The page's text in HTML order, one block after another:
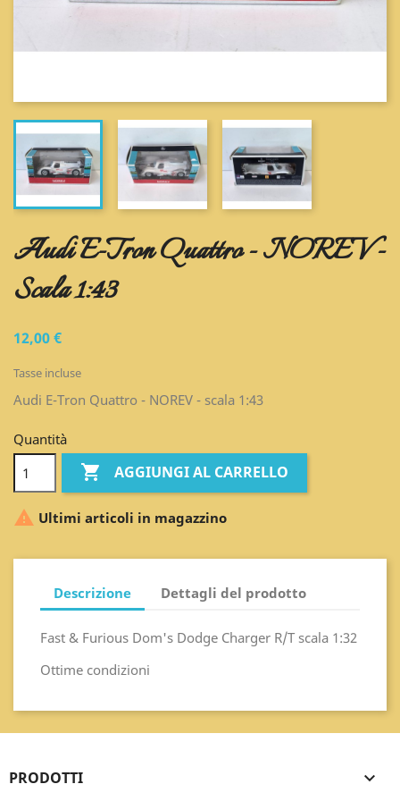
Audi E-Tron Quattro - NOREV -
Scala 1:43
12,00 €
Tasse incluse
Audi E-Tron Quattro - NOREV - scala 1:43
Quantità
 AGGIUNGI AL CARRELLO
 Ultimi articoli in magazzino
Descrizione Dettagli del prodotto
Fast & Furious Dom's Dodge Charger R/T scala 1:32
Ottime condizioni
PRODOTTI 